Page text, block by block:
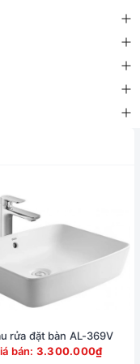
rửa đặt bàn AL-369V
bán: 3.300.000₫